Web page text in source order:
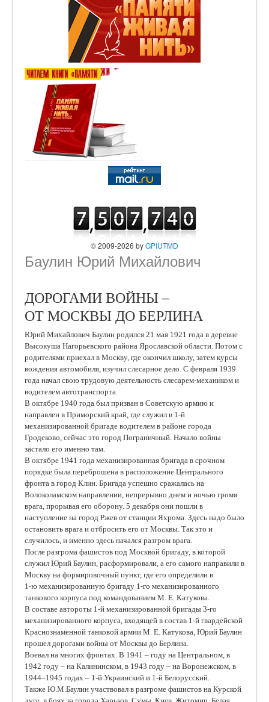
© 2009-2026 byGPIUTMD
Баулин Юрий Михайлович
ДОРОГАМИ ВОЙНЫ –
ОТ МОСКВЫ ДО БЕРЛИНА
Юрий Михайлович Баулин родился 21 мая 1921 года в деревне
Высокуша Нагорьевского района Ярославской области. Потом с
родителями приехал в Москву, где окончил школу, затем курсы
вождения автомобиля, изучил слесарное дело. С февраля 1939
года начал свою трудовую деятельность слесарем-механиком и
водителем автотранспорта.
В октябре 1940 года был призван в Советскую армию и
направлен в Приморский край, где служил в 1-й
механизированной бригаде водителем в районе города
Гродеково, сейчас это город Пограничный. Начало войны
застало его именно там.
В октябре 1941 года механизированная бригада в срочном
порядке была переброшена в расположение Центрального
фронта в город Клин. Бригада успешно сражалась на
Волоколамском направлении, непрерывно днем и ночью громя
врага, прорывая его оборону. 5 декабря они пошли в
наступление на город Ржев от станции Яхрома. Здесь надо было
остановить врага и отбросить его от Москвы. Так это и
случилось, и именно здесь начался разгром врага.
После разгрома фашистов под Москвой бригаду, в которой
служил Юрий Баулин, расформировали, а его самого направили в
Москву на формировочный пункт, где его определили в
1-ю механизированную бригаду 1-го механизированного
танкового корпуса под командованием М. Е. Катукова.
В составе автороты 1-й механизированной бригады 3-го
механизированного корпуса, входящей в состав 1-й гвардейской
Краснознаменной танковой армии М. Е. Катукова, Юрий Баулин
прошел дорогами войны от Москвы до Берлина.
Воевал на многих фронтах. В 1941 – году на Центральном, в
1942 году – на Калининском, в 1943 году – на Воронежском, в
1944–1945 годах – 1-й Украинский и 1-й Белорусский.
Также Ю.М.Баулин участвовал в разгроме фашистов на Курской